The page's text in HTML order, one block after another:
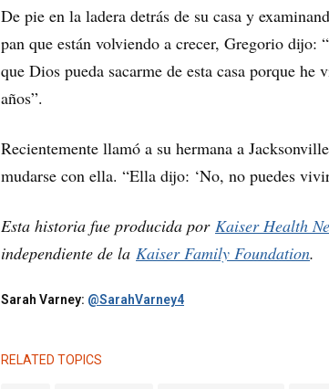
De pie en la ladera detrás de su casa y
pan que están volviendo a crecer, Gregorio dijo:
que Dios pueda sacarme de esta casa porque
años”.
Recientemente llamó a su hermana a
mudarse con ella. “Ella dijo: ‘No, no puedes
Esta historia fue producida por Kaiser Health
independiente de la Kaiser Family Foundation.
Sarah Varney: @SarahVarney4
RELATED TOPICS